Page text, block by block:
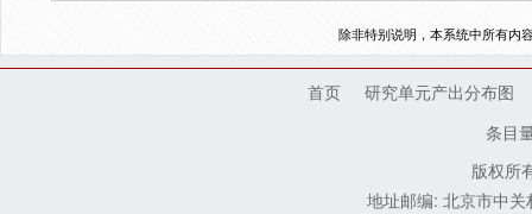
除非特别说明，本系统中所有内
首页
研究单元产出分布图
条目
版权所
地址邮编: 北京市中